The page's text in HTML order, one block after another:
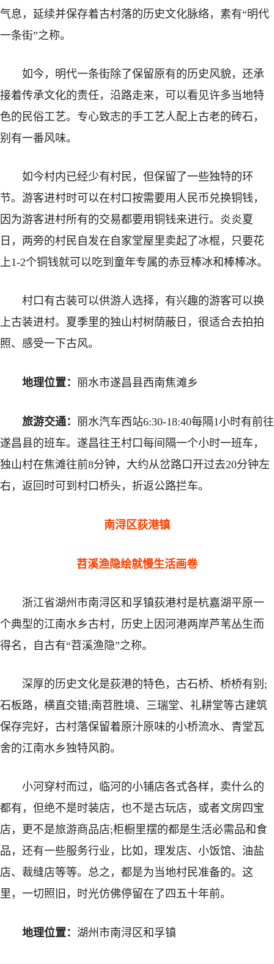
气息，延续并保存着古村落的历史文化脉络，素有“明代
一条街”之称。
如今，明代一条街除了保留原有的历史风貌，还承
接着传承文化的责任，沿路走来，可以看见许多当地特
色的民俗工艺。专心致志的手工艺人配上古老的砖石，
别有一番风味。
如今村内已经少有村民，但保留了一些独特的环
节。游客进村时可以在村口按需要用人民币兑换铜钱，
因为游客进村所有的交易都要用铜钱来进行。炎炎夏
日，两旁的村民自发在自家堂屋里卖起了冰棍，只要花
上1-2个铜钱就可以吃到童年专属的赤豆棒冰和棒棒冰。
村口有古装可以供游人选择，有兴趣的游客可以换
上古装进村。夏季里的独山村树荫蔽日，很适合去拍拍
照、感受一下古风。
地理位置： 丽水市遂昌县西南焦滩乡
旅游交通： 丽水汽车西站6:30-18:40每隔1小时有前往
遂昌县的班车。遂昌往王村口每间隔一个小时一班车，
独山村在焦滩往前8分钟，大约从岔路口开过去20分钟左
右，返回时可到村口桥头，折返公路拦车。
南浔区荻港镇
苕溪渔隐绘就慢生活画卷
浙江省湖州市南浔区和孚镇荻港村是杭嘉湖平原一
个典型的江南水乡古村，历史上因河港两岸芦苇丛生而
得名，自古有“苕溪渔隐”之称。
深厚的历史文化是荻港的特色，古石桥、桥桥有别;
石板路，横直交错;南苕胜境、三瑞堂、礼耕堂等古建筑
保存完好，古村落保留着原汁原味的小桥流水、青堂瓦
舍的江南水乡独特风韵。
小河穿村而过，临河的小铺店各式各样，卖什么的
都有，但绝不是时装店，也不是古玩店，或者文房四宝
店，更不是旅游商品店;柜橱里摆的都是生活必需品和食
品，还有一些服务行业，比如，理发店、小饭馆、油盐
店、裁缝店等等。总之，都是为当地村民准备的。这
里，一切照旧，时光仿佛停留在了四五十年前。
地理位置： 湖州市南浔区和孚镇